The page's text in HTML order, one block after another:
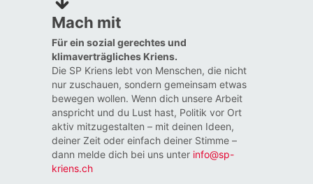
Mach mit
Für ein sozial gerechtes und
klimaverträgliches Kriens.
Die SP Kriens lebt von Menschen, die nicht
nur zuschauen, sondern gemeinsam etwas
bewegen wollen. Wenn dich unsere Arbeit
anspricht und du Lust hast, Politik vor Ort
aktiv mitzugestalten – mit deinen Ideen,
deiner Zeit oder einfach deiner Stimme –
dann melde dich bei uns unter info@sp-
kriens.ch